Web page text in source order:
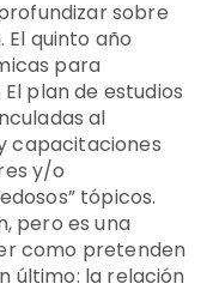
sobre
quinto año
para
plan de estudios
al
capacitaciones
y/o
tópicos.
pero es una
como pretenden
último: la relación